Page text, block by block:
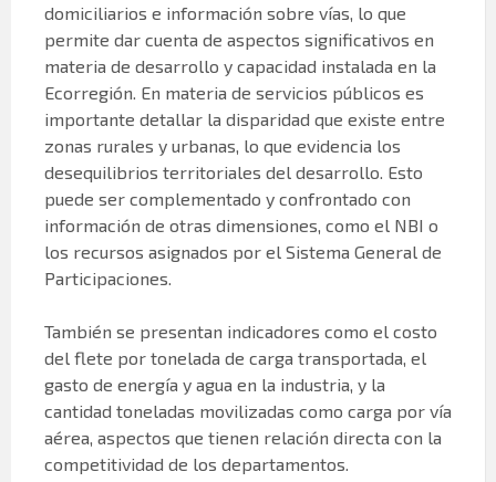
domiciliarios e información sobre vías, lo que
permite dar cuenta de aspectos significativos en
materia de desarrollo y capacidad instalada en la
Ecorregión. En materia de servicios públicos es
importante detallar la disparidad que existe entre
zonas rurales y urbanas, lo que evidencia los
desequilibrios territoriales del desarrollo. Esto
puede ser complementado y confrontado con
información de otras dimensiones, como el NBI o
los recursos asignados por el Sistema General de
Participaciones.
También se presentan indicadores como el costo
del flete por tonelada de carga transportada, el
gasto de energía y agua en la industria, y la
cantidad toneladas movilizadas como carga por vía
aérea, aspectos que tienen relación directa con la
competitividad de los departamentos.